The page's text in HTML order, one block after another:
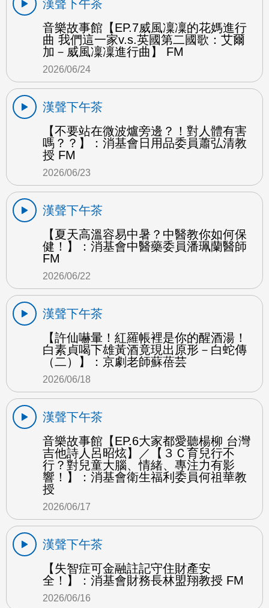
漢聲下午茶
音樂故事館【EP.7威風凜凜的花媽進行
曲 我們這一家v.s.英國第二國歌：艾爾
加－威風凜凜進行曲】 FM
2026/06/24
漢聲下午茶
【不要站在微波爐旁邊？！對人體有害
嗎？？】：消基會日用品委員蕭弘清教
授 FM
2026/06/23
漢聲下午茶
【夏天高溫容易中暑？中醫教你如何保
健！】：消基會中醫藥委員潘珮蘭醫師
FM
2026/06/22
漢聲下午茶
【許仙嚇暈！紅羅帳裡是你的醒酒湯！
白素貞喝下雄黃酒竟現出原形－白蛇傳
（二）】：京劇老師蘇蓓芸
2026/06/18
漢聲下午茶
音樂故事館【EP.6大家都愛聽楊柳 台灣
吉他詩人呂昭炫】／【３Ｃ育兒行不
行？對兒童大腦、情緒、專注力有影
響！】：消基會衛生福利委員何祖華教
授
2026/06/17
漢聲下午茶
【失智症可金融註記守住財產安
全！】：消基會財務長林盟翔教授 FM
2026/06/16